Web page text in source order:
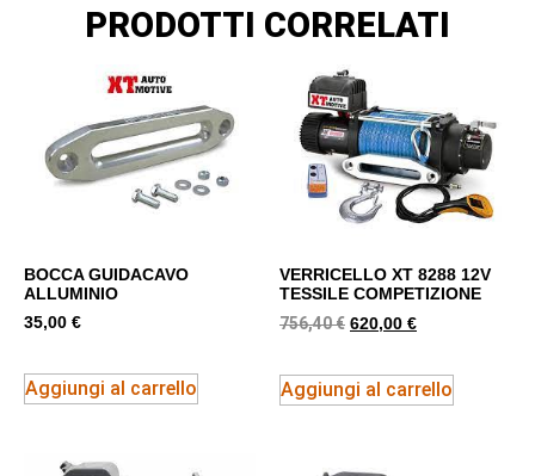
PRODOTTI CORRELATI
BOCCA GUIDACAVO
ALLUMINIO
35,00 €
Aggiungi al carrello
VERRICELLO XT 8288 12V
TESSILE COMPETIZIONE
756,40€ 620,00 €
Aggiungi al carrello